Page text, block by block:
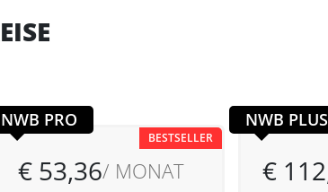
NWB PRO
BESTSELLER
€ 53,36/ MONAT
NWB PLUS
€